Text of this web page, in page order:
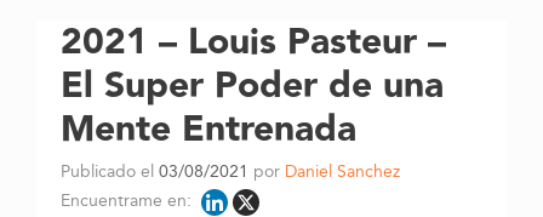
2021 – Louis Pasteur –
El Super Poder de una
Mente Entrenada
Publicado el03/08/2021 por Daniel Sanchez
Encuentrame en: